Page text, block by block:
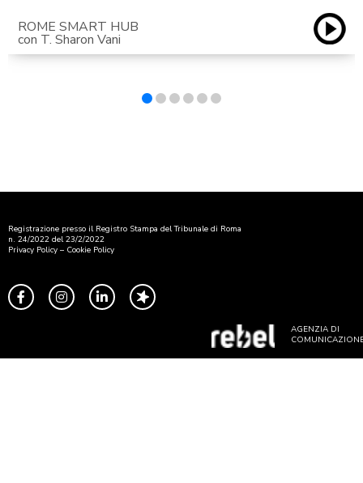
ROME SMART HUB
con T. Sharon Vani
Registrazione presso il Registro Stampa del Tribunale di Roma
n. 24/2022 del 23/2/2022
Privacy Policy – Cookie Policy
AGENZIA DI